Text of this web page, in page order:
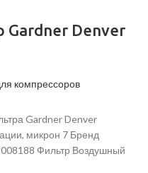
Denver
компрессоров
Gardner Denver
микрон 7 Бренд
Фильтр Воздушный